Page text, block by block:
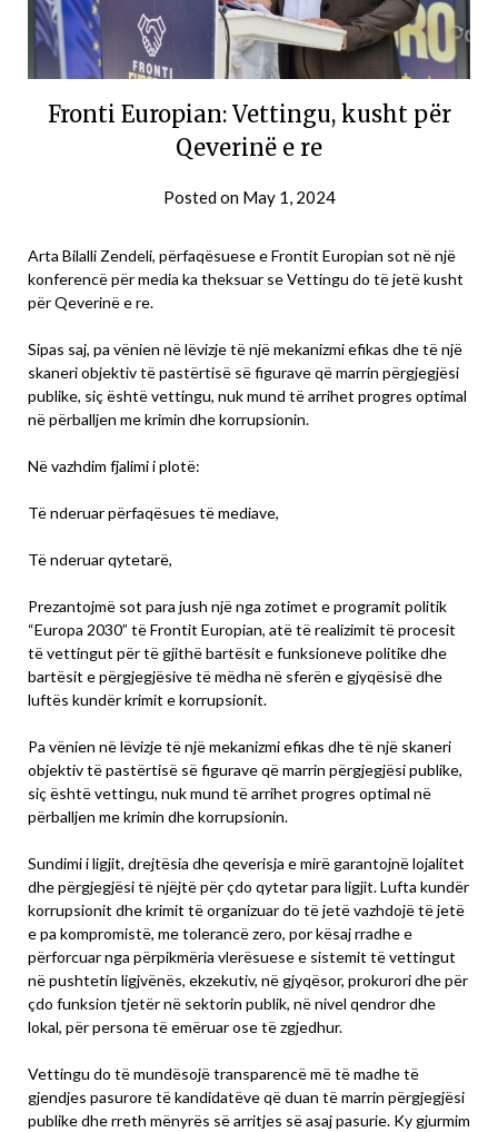
Fronti Europian: Vettingu, kusht për
Qeverinë e re
Posted on May 1, 2024
Arta Bilalli Zendeli, përfaqësuese e Frontit Europian sot në një
konferencë për media ka theksuar se Vettingu do të jetë kusht
për Qeverinë e re.
Sipas saj, pa vënien në lëvizje të një mekanizmi efikas dhe të një
skaneri objektiv të pastërtisë së figurave që marrin përgjegjësi
publike, siç është vettingu, nuk mund të arrihet progres optimal
në përballjen me krimin dhe korrupsionin.
Në vazhdim fjalimi i plotë:
Të nderuar përfaqësues të mediave,
Të nderuar qytetarë,
Prezantojmë sot para jush një nga zotimet e programit politik
“Europa 2030” të Frontit Europian, atë të realizimit të procesit
të vettingut për të gjithë bartësit e funksioneve politike dhe
bartësit e përgjegjësive të mëdha në sferën e gjyqësisë dhe
luftës kundër krimit e korrupsionit.
Pa vënien në lëvizje të një mekanizmi efikas dhe të një skaneri
objektiv të pastërtisë së figurave që marrin përgjegjësi publike,
siç është vettingu, nuk mund të arrihet progres optimal në
përballjen me krimin dhe korrupsionin.
Sundimi i ligjit, drejtësia dhe qeverisja e mirë garantojnë lojalitet
dhe përgjegjësi të njëjtë për çdo qytetar para ligjit. Lufta kundër
korrupsionit dhe krimit të organizuar do të jetë vazhdojë të jetë
e pa kompromistë, me tolerancë zero, por kësaj rradhe e
përforcuar nga përpikmëria vlerësuese e sistemit të vettingut
në pushtetin ligjvënës, ekzekutiv, në gjyqësor, prokurori dhe për
çdo funksion tjetër në sektorin publik, në nivel qendror dhe
lokal, për persona të emëruar ose të zgjedhur.
Vettingu do të mundësojë transparencë më të madhe të
gjendjes pasurore të kandidatëve që duan të marrin përgjegjësi
publike dhe rreth mënyrës së arritjes së asaj pasurie. Ky gjurmim